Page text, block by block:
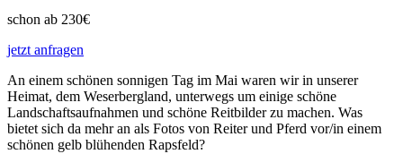
schon ab 230€
jetzt anfragen
An einem schönen sonnigen Tag im Mai waren wir in unserer
Heimat, dem Weserbergland, unterwegs um einige schöne
Landschaftsaufnahmen und schöne Reitbilder zu machen. Was
bietet sich da mehr an als Fotos von Reiter und Pferd vor/in einem
schönen gelb blühenden Rapsfeld?